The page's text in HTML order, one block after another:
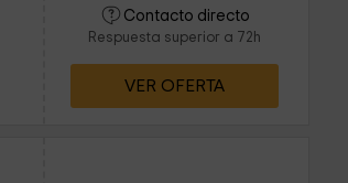
Contacto directo
Respuesta superior a 72h
VER OFERTA